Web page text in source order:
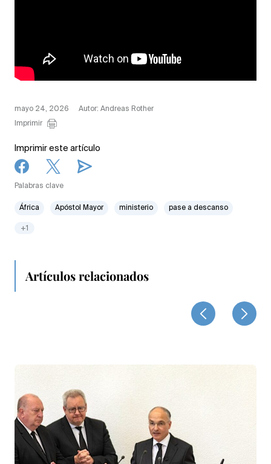
mayo 24, 2026
Autor: Andreas Rother
Imprimir
Imprimir este artículo
Palabras clave
África Apóstol Mayor ministerio pase a descanso
+1
Artículos relacionados